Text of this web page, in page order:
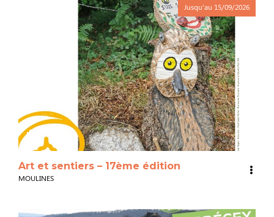
Jusqu'au 15/09/2026
Art et sentiers – 17ème édition
MOULINES